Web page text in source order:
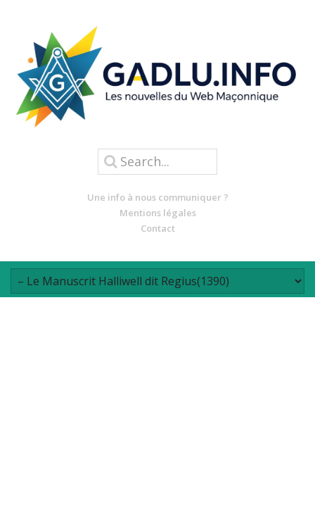
Une info à nous communiquer ?
Mentions légales
Contact